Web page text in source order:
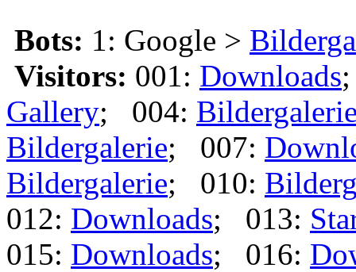
Bots: 1: Google >
Visitors: 001: Downloads
Gallery; 004:
Bildergalerie; 007:
Bildergalerie; 010:
012: Downloads; 013:
015: Downloads; 016: